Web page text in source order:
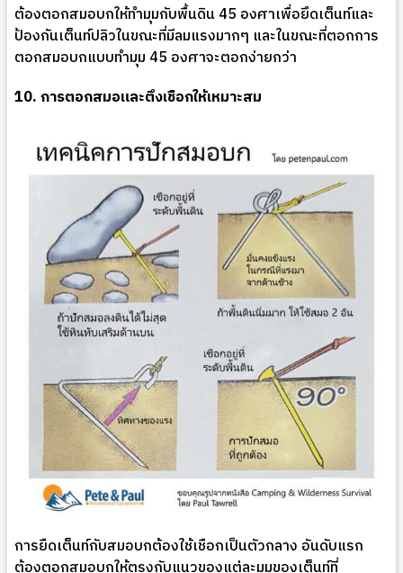
ต้องตอกสมอบกให้ทำมุมกับพื้นดิน 45 องศาเพื่อยึดเต็นท์และ
ป้องกันเต็นท์ปลิวในขณะที่มีลมแรงมากๆ และในขณะที่ตอกการ
ตอกสมอบกแบบทำมุม 45 องศาจะตอกง่ายกว่า
10. การตอกสมอและตึงเชือกให้เหมาะสม
การยืดเต็นท์กับสมอบกต้องใช้เชือกเป็นตัวกลาง อันดับแรก